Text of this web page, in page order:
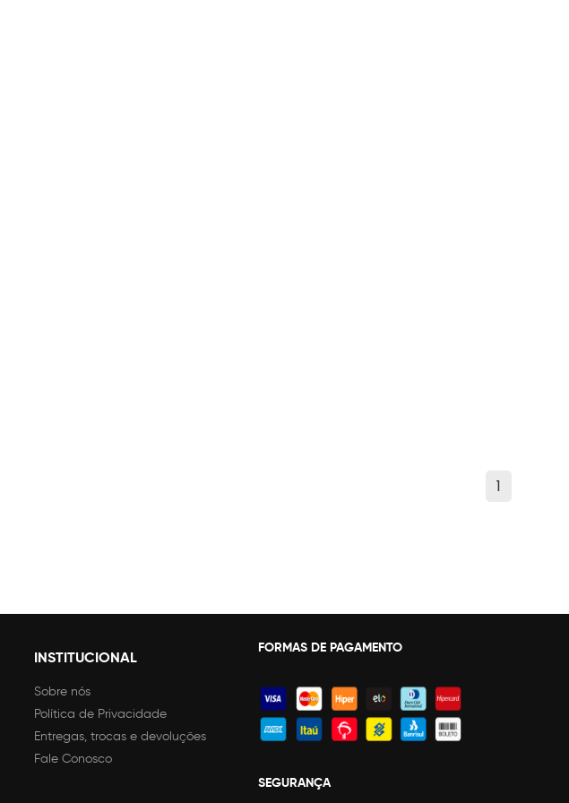
1
INSTITUCIONAL
Sobre nós
Política de Privacidade
Entregas, trocas e devoluções
Fale Conosco
FORMAS DE PAGAMENTO
SEGURANÇA